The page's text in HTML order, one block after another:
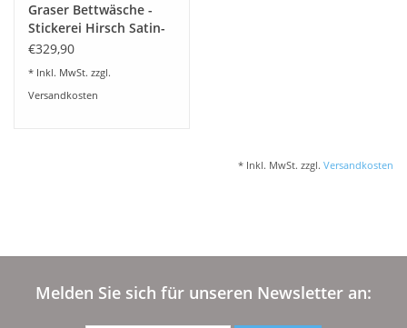
Geprüfter Webshop
Über uns
Graser Bettwäsche -
Stickerei Hirsch Satin-
mandel
€329,90
* Inkl. MwSt. zzgl.
Versandkosten
* Inkl. MwSt. zzgl. Versandkosten
Melden Sie sich für unseren Newsletter an: